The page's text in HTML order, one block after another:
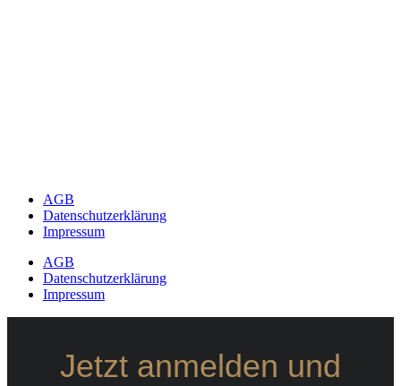
AGB
Datenschutzerklärung
Impressum
AGB
Datenschutzerklärung
Impressum
Jetzt anmelden und